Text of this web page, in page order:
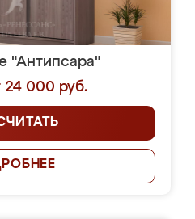
"Антипсара"
24 000 руб.